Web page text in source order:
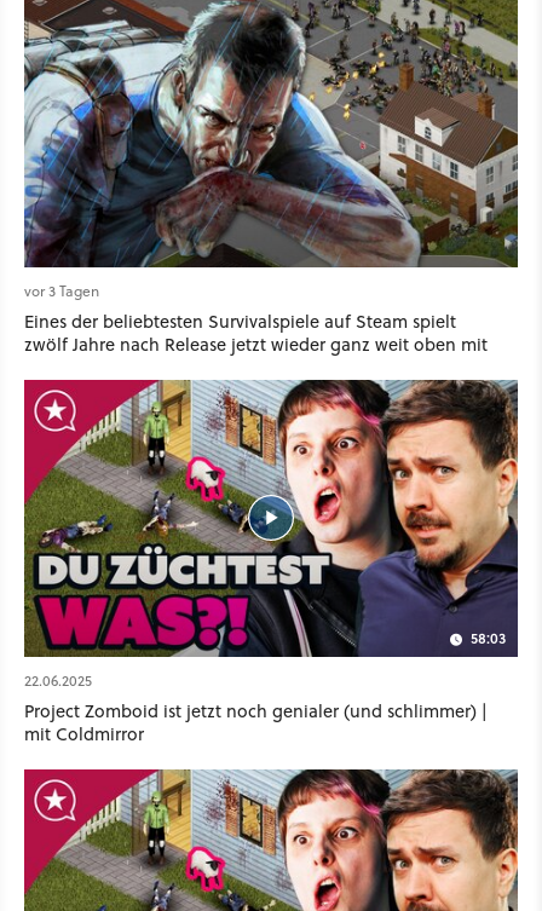
vor 3 Tagen
Eines der beliebtesten Survivalspiele auf Steam spielt
zwölf Jahre nach Release jetzt wieder ganz weit oben mit
58:03
22.06.2025
Project Zomboid ist jetzt noch genialer (und schlimmer) |
mit Coldmirror